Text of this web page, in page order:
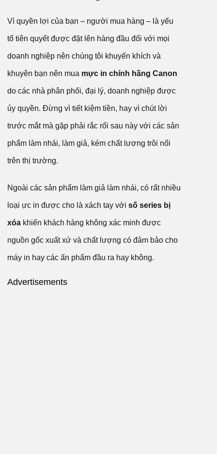
Vì quyền lợi của bạn – người mua hàng – là yếu
tố tiên quyết được đặt lên hàng đầu đối với mọi
doanh nghiệp nên chúng tôi khuyến khích và
khuyên bạn nên mua mực in chính hãng Canon
do các nhà phân phối, đại lý, doanh nghiệp được
ủy quyền. Đừng vì tiết kiệm tiền, hay vì chút lời
trước mắt mà gặp phải rắc rối sau này với các sản
phẩm làm nhái, làm giả, kém chất lượng trôi nổi
trên thị trường.
Ngoài các sản phẩm làm giả làm nhái, có rất nhiều
loại ực in được cho là xách tay với số series bị
xóa khiến khách hàng không xác minh được
nguồn gốc xuất xứ và chất lượng có đảm bảo cho
máy in hay các ấn phẩm đầu ra hay không.
Advertisements